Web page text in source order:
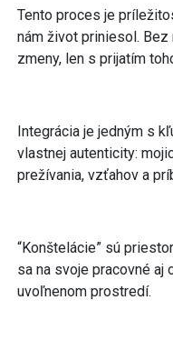
Tento proces je
nám život priniesol. Bez
zmeny, len s prijatím
Integrácia je jedným s
vlastnej autenticity:
prežívania, vzťahov a
“Konštelácie” sú
sa na svoje pracovné aj
uvoľnenom prostredí.